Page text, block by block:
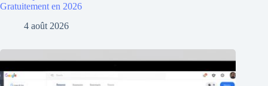
Gratuitement en 2026
4 août 2026